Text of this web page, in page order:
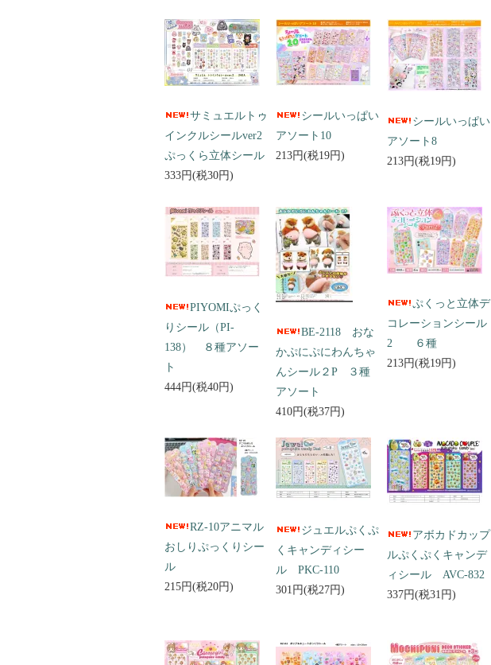
サミュエルトゥ
インクルシールver2
ぷっくら立体シール
333円(税30円)
シールいっぱい
アソート10
213円(税19円)
シールいっぱい
アソート8
213円(税19円)
PIYOMIぷっく
りシール（PI-
138） ８種アソー
ト
444円(税40円)
BE-2118 おな
かぷにぷにわんちゃ
んシール２P ３種
アソート
410円(税37円)
ぷくっと立体デ
コレーションシール
2 ６種
213円(税19円)
RZ-10アニマル
おしりぷっくりシー
ル
215円(税20円)
ジュエルぷくぷ
くキャンディシー
ル PKC-110
301円(税27円)
アボカドカップ
ルぷくぷくキャンデ
ィシール AVC-832
337円(税31円)